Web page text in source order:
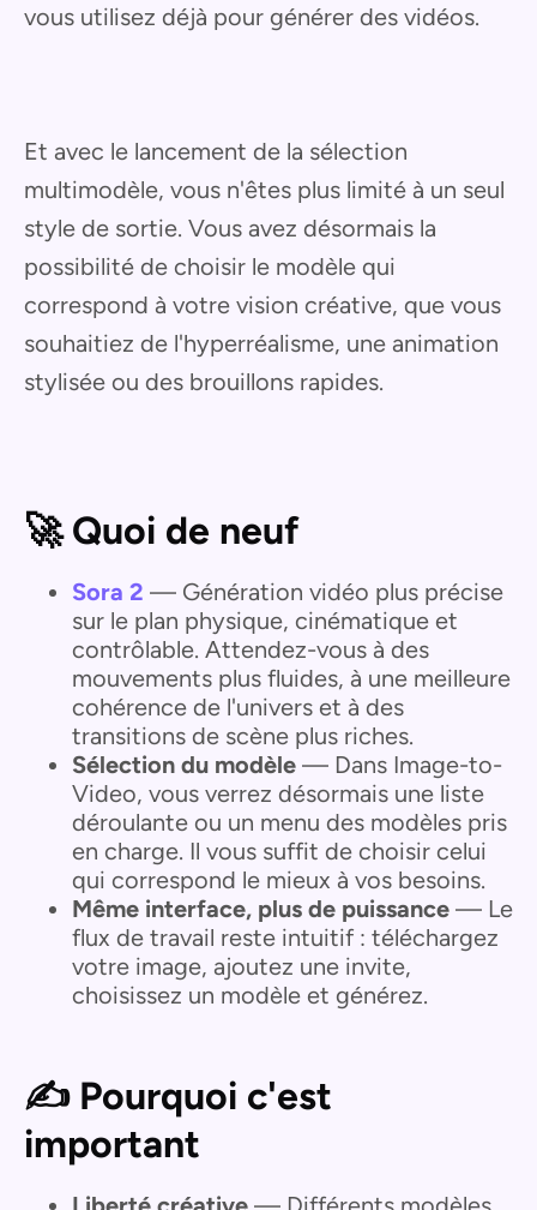
vous utilisez déjà pour générer des vidéos.
Et avec le lancement de la sélection
multimodèle, vous n'êtes plus limité à un seul
style de sortie. Vous avez désormais la
possibilité de choisir le modèle qui
correspond à votre vision créative, que vous
souhaitiez de l'hyperréalisme, une animation
stylisée ou des brouillons rapides.
🚀 Quoi de neuf
Sora 2 — Génération vidéo plus précise
sur le plan physique, cinématique et
contrôlable. Attendez-vous à des
mouvements plus fluides, à une meilleure
cohérence de l'univers et à des
transitions de scène plus riches.
Sélection du modèle — Dans Image-to-
Video, vous verrez désormais une liste
déroulante ou un menu des modèles pris
en charge. Il vous suffit de choisir celui
qui correspond le mieux à vos besoins.
Même interface, plus de puissance — Le
flux de travail reste intuitif : téléchargez
votre image, ajoutez une invite,
choisissez un modèle et générez.
✍️ Pourquoi c'est
important